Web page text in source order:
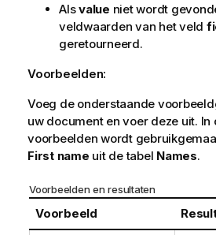
Alsvalue niet wordt
veldwaarden van het veld
geretourneerd.
Voorbeelden:
Voeg de onderstaande
uw document en voer deze uit.
voorbeelden wordt
First name uit de tabel Names.
Voorbeelden en resultaten
Voorbeeld